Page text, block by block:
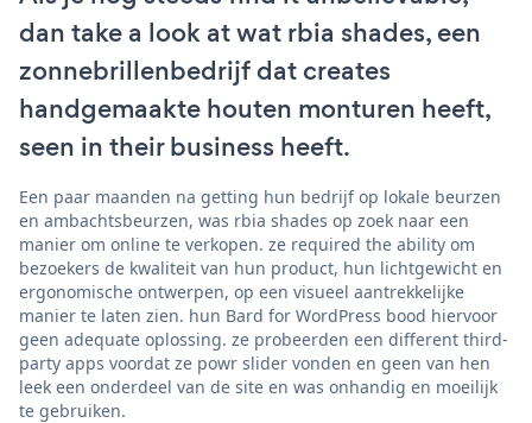
dan take a look at wat rbia shades, een
zonnebrillenbedrijf dat creates
handgemaakte houten monturen heeft,
seen in their business heeft.
Een paar maanden na getting hun bedrijf op lokale beurzen
en ambachtsbeurzen, was rbia shades op zoek naar een
manier om online te verkopen. ze required the ability om
bezoekers de kwaliteit van hun product, hun lichtgewicht en
ergonomische ontwerpen, op een visueel aantrekkelijke
manier te laten zien. hun Bard for WordPress bood hiervoor
geen adequate oplossing. ze probeerden een different third-
party apps voordat ze powr slider vonden en geen van hen
leek een onderdeel van de site en was onhandig en moeilijk
te gebruiken.